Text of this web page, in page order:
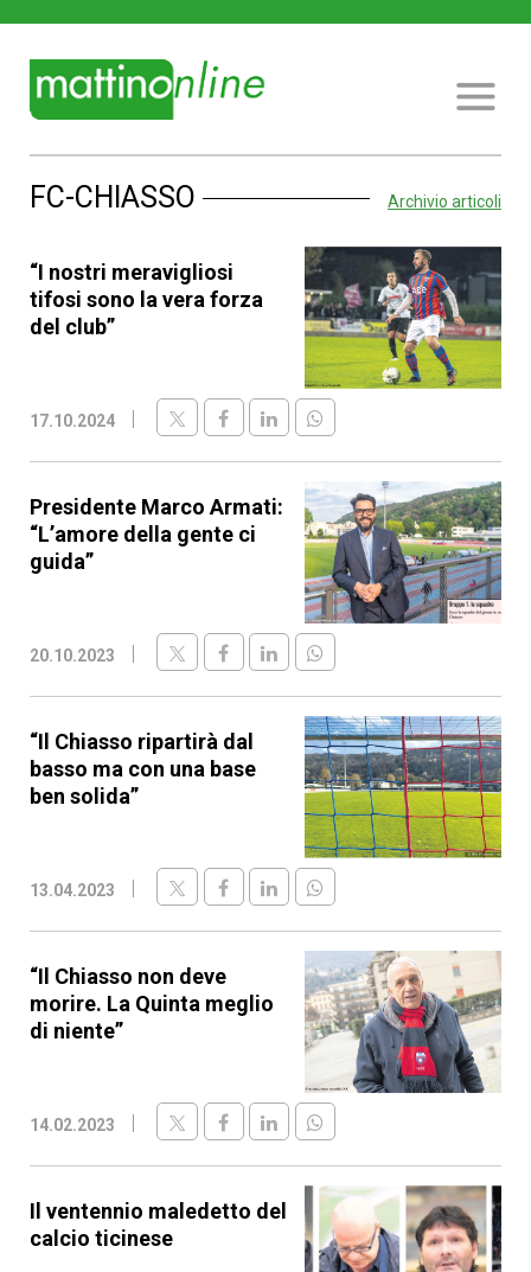
FC-CHIASSO Archivio articoli
“I nostri meravigliosi
tifosi sono la vera forza
del club”
17.10.2024
Presidente Marco Armati:
“L’amore della gente ci
guida”
20.10.2023
“Il Chiasso ripartirà dal
basso ma con una base
ben solida”
13.04.2023
“Il Chiasso non deve
morire. La Quinta meglio
di niente”
14.02.2023
Il ventennio maledetto del
calcio ticinese